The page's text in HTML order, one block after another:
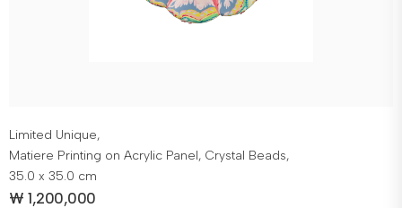
Limited Unique,
Matiere Printing on Acrylic Panel, Crystal Beads,
35.0 x 35.0 cm
₩1,200,000